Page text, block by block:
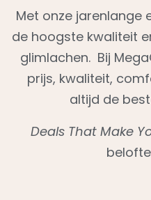
Met onze jarenlange
de hoogste kwaliteit
glimlachen. Bij
prijs, kwaliteit,
altijd de
Deals That Make